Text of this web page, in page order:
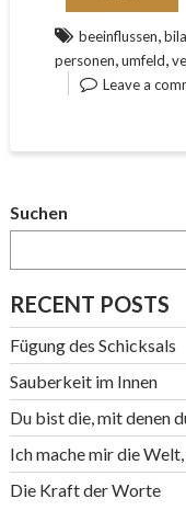
beeinflussen,
personen,umfeld,
Leave a
Suchen
RECENT POSTS
Fügung des Schicksals
Sauberkeit im Innen
Du bist die, mit denen
Ich mache mir die
Die Kraft der Worte